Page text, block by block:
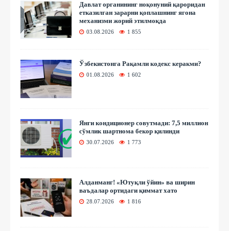
Давлат органининг ноқонуний қароридан
етказилган зарарни қоплашнинг ягона
механизми жорий этилмоқда
03.08.2026 1 855
Ўзбекистонга Рақамли кодекс керакми?
01.08.2026 1 602
Янги кондиционер совутмади: 7,5 миллион
сўмлик шартнома бекор қилинди
30.07.2026 1 773
Алданманг! «Ютуқли ўйин» ва ширин
ваъдалар ортидаги қиммат хато
28.07.2026 1 816